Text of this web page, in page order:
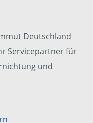
Deutschland
Servicepartner für
und